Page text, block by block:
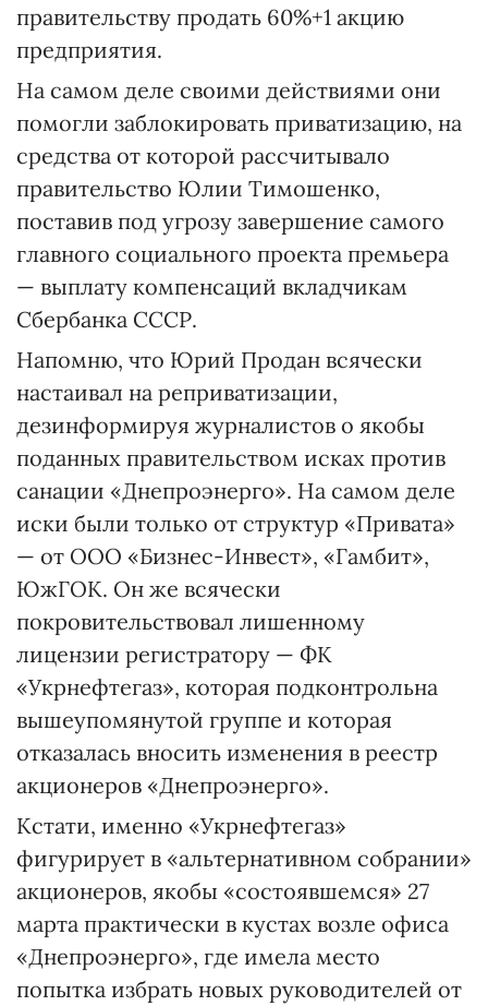
правительству продать 60%+1 акцию
предприятия.
На самом деле своими действиями они
помогли заблокировать приватизацию, на
средства от которой рассчитывало
правительство Юлии Тимошенко,
поставив под угрозу завершение самого
главного социального проекта премьера
— выплату компенсаций вкладчикам
Сбербанка СССР.
Напомню, что Юрий Продан всячески
настаивал на реприватизации,
дезинформируя журналистов о якобы
поданных правительством исках против
санации «Днепроэнерго». На самом деле
иски были только от структур «Привата»
— от ООО «Бизнес-Инвест», «Гамбит»,
ЮжГОК. Он же всячески
покровительствовал лишенному
лицензии регистратору — ФК
«Укрнефтегаз», которая подконтрольна
вышеупомянутой группе и которая
отказалась вносить изменения в реестр
акционеров «Днепро­энерго».
Кстати, именно «Укрнефте­газ»
фигурирует в «альтернативном собрании»
акционеров, якобы «состоявшемся» 27
марта практически в кустах возле офиса
«Днепроэнерго», где имела место
попытка избрать новых руководителей от